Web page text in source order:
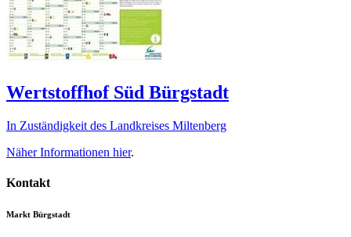
Wertstoffhof Süd Bürgstadt
In Zuständigkeit des Landkreises Miltenberg
Näher Informationen hier.
Kontakt
Markt Bürgstadt